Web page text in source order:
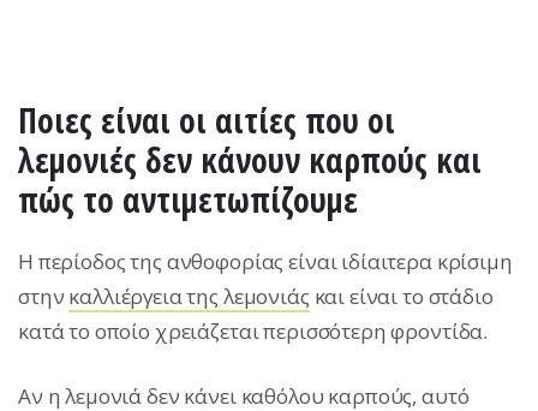
Ποιες είναι οι αιτίες που οι
λεμονιές δεν κάνουν καρπούς και
πώς το αντιμετωπίζουμε
Η περίοδος της ανθοφορίας είναι ιδίαιτερα κρίσιμη
στην καλλιέργεια της λεμονιάς και είναι το στάδιο
κατά το οποίο χρειάζεται περισσότερη φροντίδα.
Αν η λεμονιά δεν κάνει καθόλου καρπούς, αυτό